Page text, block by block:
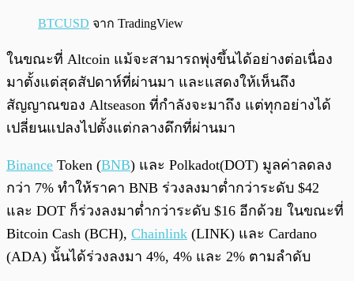
BTCUSD จาก TradingView
ในขณะที่ Altcoin แม้จะสามารถพุ่งขึ้นได้อย่างต่อเนื่อง
มาตั้งแต่สุดสัปดาห์ที่ผ่านมา และแสดงให้เห็นถึง
สัญญาณของ Altseason ที่กำลังจะมาถึง แต่ทุกอย่างได้
เปลี่ยนแปลงไปตั้งแต่กลางดึกที่ผ่านมา
Binance Token (BNB) และ Polkadot(DOT) มูลค่าลดลง
กว่า 7% ทำให้ราคา BNB ร่วงลงมาต่ำกว่าระดับ $42
และ DOT ก็ร่วงลงมาต่ำกว่าระดับ $16 อีกด้วย ในขณะที่
Bitcoin Cash (BCH), Chainlink (LINK) และ Cardano
(ADA) นั้นได้ร่วงลงมา 4%, 4% และ 2% ตามลำดับ